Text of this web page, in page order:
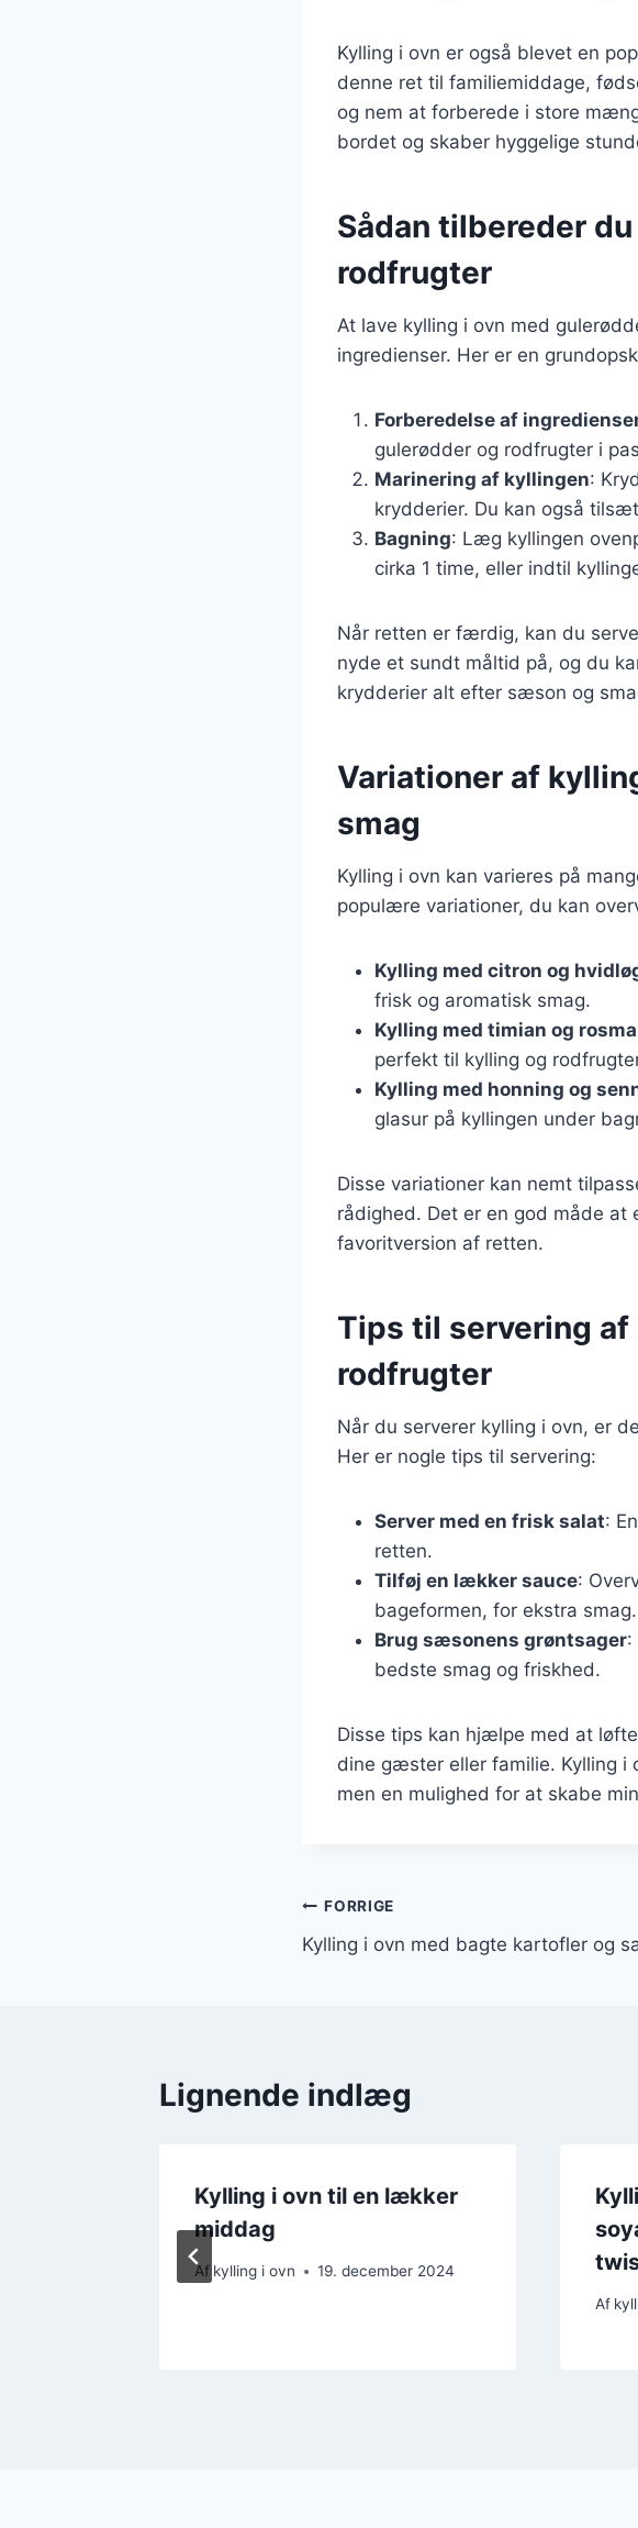
Kylling i ovn er også blevet en
denne ret til familiemiddage,
og nem at forberede i store
bordet og skaber hyggelige
Sådan tilbereder
rodfrugter
At lave kylling i ovn med
ingredienser. Her er en
Forberedelse af
gulerødder og rodfrugter i
Marinering af kyllingen:
krydderier. Du kan også
Bagning: Læg kyllingen
cirka 1 time, eller indtil
Når retten er færdig, kan du
nyde et sundt måltid på, og du
krydderier alt efter sæson og
Variationer af
smag
Kylling i ovn kan varieres på
populære variationer, du kan
Kylling med citron og
frisk og aromatisk smag.
Kylling med timian og
perfekt til kylling og
Kylling med honning og
glasur på kyllingen under
Disse variationer kan nemt
rådighed. Det er en god måde at
favoritversion af retten.
Tips til servering
rodfrugter
Når du serverer kylling i ovn, er
Her er nogle tips til servering:
Server med en frisk salat:
retten.
Tilføj en lækker sauce:
bageformen, for ekstra smag.
Brug sæsonens grøntsager:
bedste smag og friskhed.
Disse tips kan hjælpe med at
dine gæster eller familie. Kylling i
men en mulighed for at skabe
Indlægsnavigation
FORRIGE
Kylling i ovn med bagte kartofler og
Lignende indlæg
Kylling i ovn til en lækker
middag
Af kylling i ovn 19. december 2024
Af